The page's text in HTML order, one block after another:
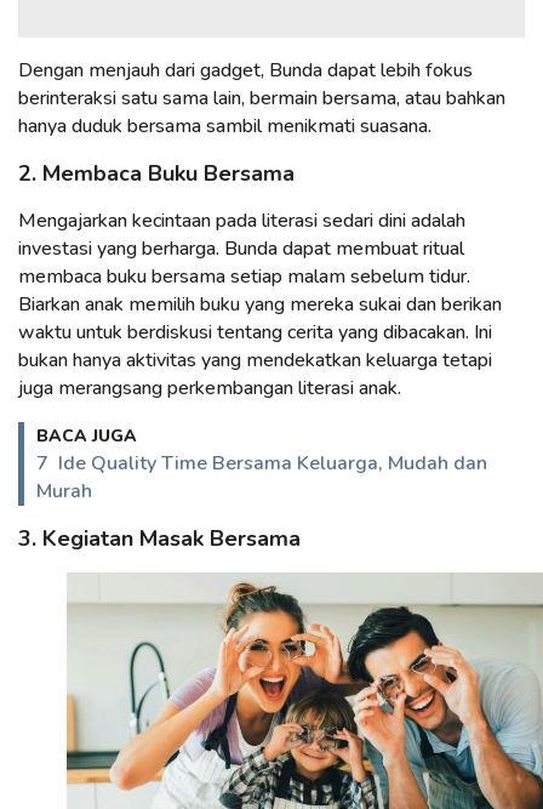
Dengan menjauh dari gadget, Bunda dapat lebih fokus
berinteraksi satu sama lain, bermain bersama, atau bahkan
hanya duduk bersama sambil menikmati suasana.
2. Membaca Buku Bersama
Mengajarkan kecintaan pada literasi sedari dini adalah
investasi yang berharga. Bunda dapat membuat ritual
membaca buku bersama setiap malam sebelum tidur.
Biarkan anak memilih buku yang mereka sukai dan berikan
waktu untuk berdiskusi tentang cerita yang dibacakan. Ini
bukan hanya aktivitas yang mendekatkan keluarga tetapi
juga merangsang perkembangan literasi anak.
BACA JUGA
7 Ide Quality Time Bersama Keluarga, Mudah dan
Murah
3. Kegiatan Masak Bersama